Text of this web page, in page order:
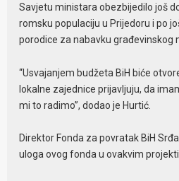
Savjetu ministara obezbijedilo još
romsku populaciju u Prijedoru i po
porodice za nabavku građevinskog
“Usvajanjem budžeta BiH biće
lokalne zajednice prijavljuju, da
mi to radimo”, dodao je Hurtić.
Direktor Fonda za povratak BiH
uloga ovog fonda u ovakvim